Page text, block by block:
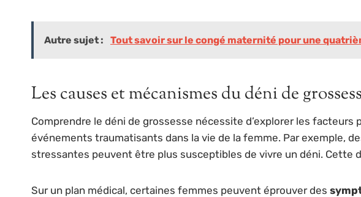
Autre sujet : Tout savoir sur le congé maternité pour une
Les causes et mécanismes du déni de
Comprendre le déni de grossesse nécessite d’explorer les
événements traumatisants dans la vie de la femme. Par exemple,
stressantes peuvent être plus susceptibles de vivre un déni.
Sur un plan médical, certaines femmes peuvent éprouver des